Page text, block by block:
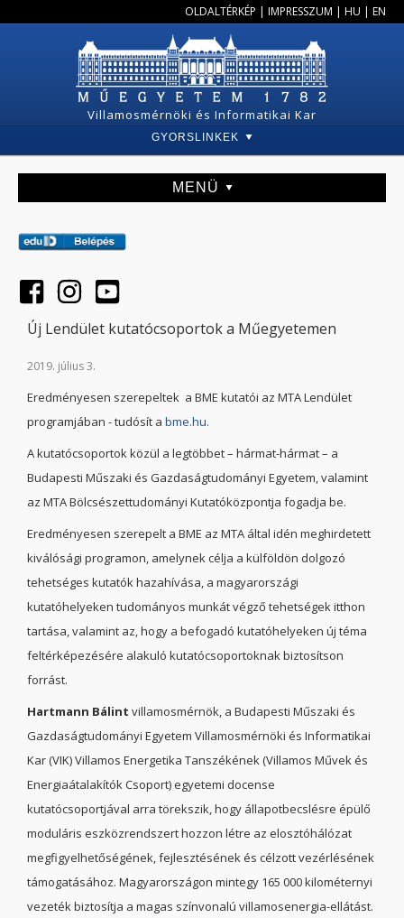
OLDALTÉRKÉP | IMPRESSZUM | HU | EN
Villamosmérnöki és Informatikai Kar
GYORSLINKEK
MENÜ
Új Lendület kutatócsoportok a Műegyetemen
2019. július 3.
Eredményesen szerepeltek a BME kutatói az MTA Lendület
programjában - tudósít a bme.hu.
A kutatócsoportok közül a legtöbbet – hármat-hármat – a
Budapesti Műszaki és Gazdaságtudományi Egyetem, valamint
az MTA Bölcsészettudományi Kutatóközpontja fogadja be.
Eredményesen szerepelt a BME az MTA által idén meghirdetett
kiválósági programon, amelynek célja a külföldön dolgozó
tehetséges kutatók hazahívása, a magyarországi
kutatóhelyeken tudományos munkát végző tehetségek itthon
tartása, valamint az, hogy a befogadó kutatóhelyeken új téma
feltérképezésére alakuló kutatócsoportoknak biztosítson
forrást.
Hartmann Bálint villamosmérnök, a Budapesti Műszaki és
Gazdaságtudományi Egyetem Villamosmérnöki és Informatikai
Kar (VIK) Villamos Energetika Tanszékének (Villamos Művek és
Energiaátalakítók Csoport) egyetemi docense
kutatócsoportjával arra törekszik, hogy állapotbecslésre épülő
moduláris eszközrendszert hozzon létre az elosztóhálózat
megfigyelhetőségének, fejlesztésének és célzott vezérlésének
támogatásához. Magyarországon mintegy 165 000 kilométernyi
vezeték biztosítja a magas színvonalú villamosenergia-ellátást.